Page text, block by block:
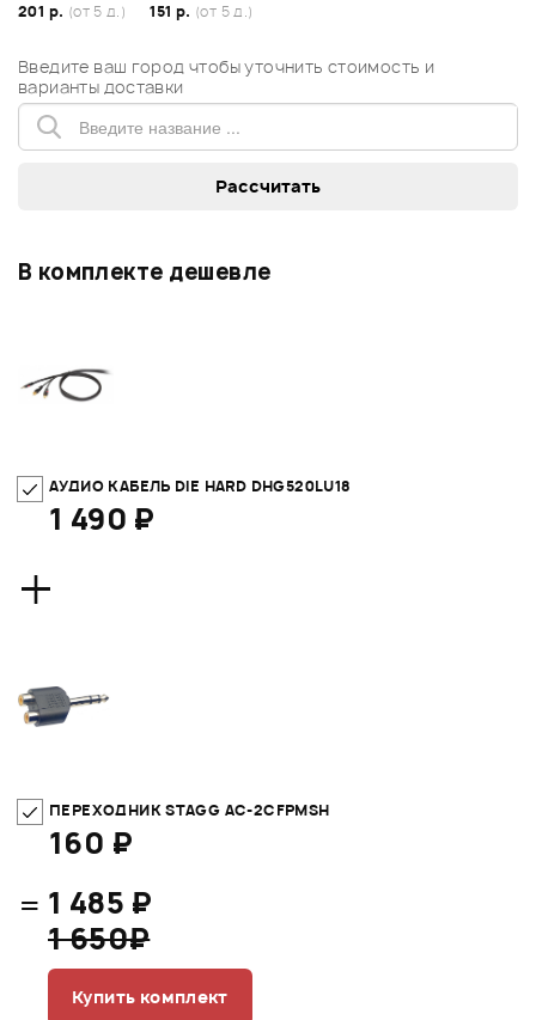
201 р. (от 5 д.)
151 р. (от 5 д.)
Введите ваш город чтобы уточнить стоимость и
варианты доставки
В комплекте дешевле
АУДИО КАБЕЛЬ DIE HARD DHG520LU18
1 490 ₽
+
ПЕРЕХОДНИК STAGG AC-2CFPMSH
160 ₽
= 1 485 ₽
1 650₽
Купить комплект